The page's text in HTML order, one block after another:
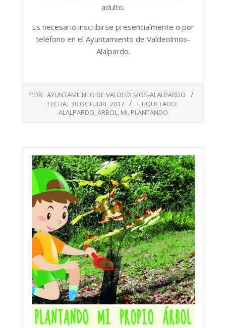
adulto.
Es necesario inscribirse presencialmente o por
teléfono en el Ayuntamiento de Valdeolmos-
Alalpardo.
10-
POR: AYUNTAMIENTO DE VALDEOLMOS-ALALPARDO
FECHA: 30 OCTUBRE 2017
ETIQUETADO:
ALALPARDO,ÁRBOL, MI, PLANTANDO